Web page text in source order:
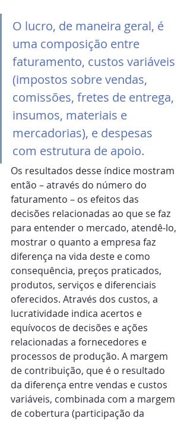
O lucro, de maneira geral, é
uma composição entre
faturamento, custos variáveis
(impostos sobre vendas,
comissões, fretes de entrega,
insumos, materiais e
mercadorias), e despesas
com estrutura de apoio.
Os resultados desse índice mostram
então – através do número do
faturamento – os efeitos das
decisões relacionadas ao que se faz
para entender o mercado, atendê-lo,
mostrar o quanto a empresa faz
diferença na vida deste e como
consequência, preços praticados,
produtos, serviços e diferenciais
oferecidos. Através dos custos, a
lucratividade indica acertos e
equívocos de decisões e ações
relacionadas a fornecedores e
processos de produção. A margem
de contribuição, que é o resultado
da diferença entre vendas e custos
variáveis, combinada com a margem
de cobertura (participação da